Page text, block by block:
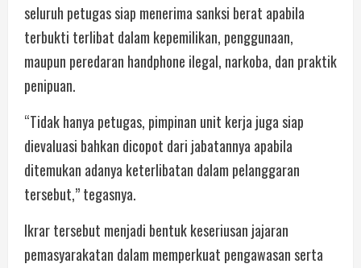
seluruh petugas siap menerima sanksi berat apabila
terbukti terlibat dalam kepemilikan, penggunaan,
maupun peredaran handphone ilegal, narkoba, dan praktik
penipuan.
“Tidak hanya petugas, pimpinan unit kerja juga siap
dievaluasi bahkan dicopot dari jabatannya apabila
ditemukan adanya keterlibatan dalam pelanggaran
tersebut,” tegasnya.
Ikrar tersebut menjadi bentuk keseriusan jajaran
pemasyarakatan dalam memperkuat pengawasan serta